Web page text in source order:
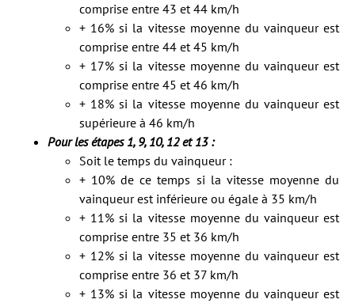
comprise entre 43 et 44 km/h
+ 16% si la vitesse moyenne du vainqueur est
comprise entre 44 et 45 km/h
+ 17% si la vitesse moyenne du vainqueur est
comprise entre 45 et 46 km/h
+ 18% si la vitesse moyenne du vainqueur est
supérieure à 46 km/h
Pour les étapes 1, 9, 10, 12 et 13 :
Soit le temps du vainqueur :
+ 10% de ce temps si la vitesse moyenne du
vainqueur est inférieure ou égale à 35 km/h
+ 11% si la vitesse moyenne du vainqueur est
comprise entre 35 et 36 km/h
+ 12% si la vitesse moyenne du vainqueur est
comprise entre 36 et 37 km/h
+ 13% si la vitesse moyenne du vainqueur est